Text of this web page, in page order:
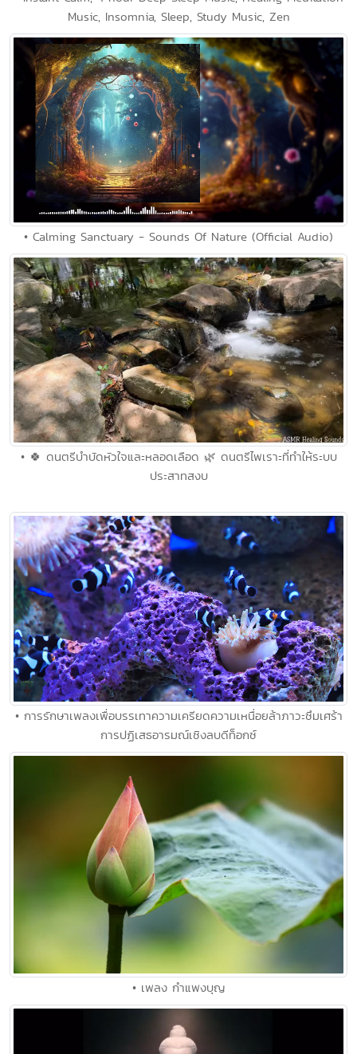
Music, Insomnia, Sleep, Study Music, Zen
• Calming Sanctuary - Sounds Of Nature (Official Audio)
• 🍀 ดนตรีบำบัดหัวใจและหลอดเลือด 🌿 ดนตรีไพเราะที่ทำให้ระบบ
ประสาทสงบ
• การรักษาเพลงเพื่อบรรเทาความเครียดความเหนื่อยล้าภาวะซึมเศร้า
การปฏิเสธอารมณ์เชิงลบดีท็อกซ์
• เพลง กำแพงบุญ